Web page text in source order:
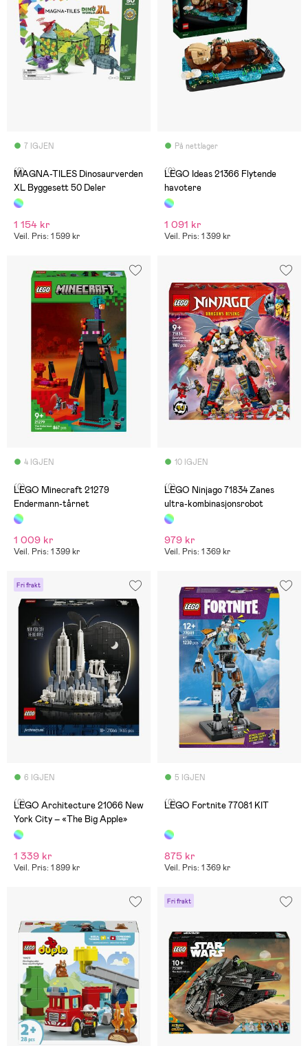
7 IGJEN
(2)
MAGNA-TILES Dinosaurverden
XL Byggesett 50 Deler
1 154 kr
Veil. Pris: 1 599 kr
På nettlager
(0)
LEGO Ideas 21366 Flytende
havotere
1 091 kr
Veil. Pris: 1 399 kr
4 IGJEN
(0)
LEGO Minecraft 21279
Endermann-tårnet
1 009 kr
Veil. Pris: 1 399 kr
10 IGJEN
(0)
LEGO Ninjago 71834 Zanes
ultra-kombinasjonsrobot
979 kr
Veil. Pris: 1 369 kr
Fri frakt
6 IGJEN
(0)
LEGO Architecture 21066 New
York City – «The Big Apple»
1 339 kr
Veil. Pris: 1 899 kr
5 IGJEN
(0)
LEGO Fortnite 77081 KIT
875 kr
Veil. Pris: 1 369 kr
Fri frakt